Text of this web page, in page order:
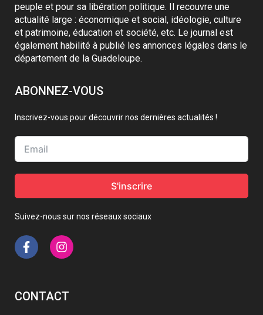
peuple et pour sa libération politique. Il recouvre une
actualité large : économique et social, idéologie, culture
et patrimoine, éducation et société, etc. Le journal est
également habilité à publié les annonces légales dans le
département de la Guadeloupe.
ABONNEZ-VOUS
Inscrivez-vous pour découvrir nos dernières actualités !
S'inscrire
Suivez-nous sur nos réseaux sociaux
CONTACT